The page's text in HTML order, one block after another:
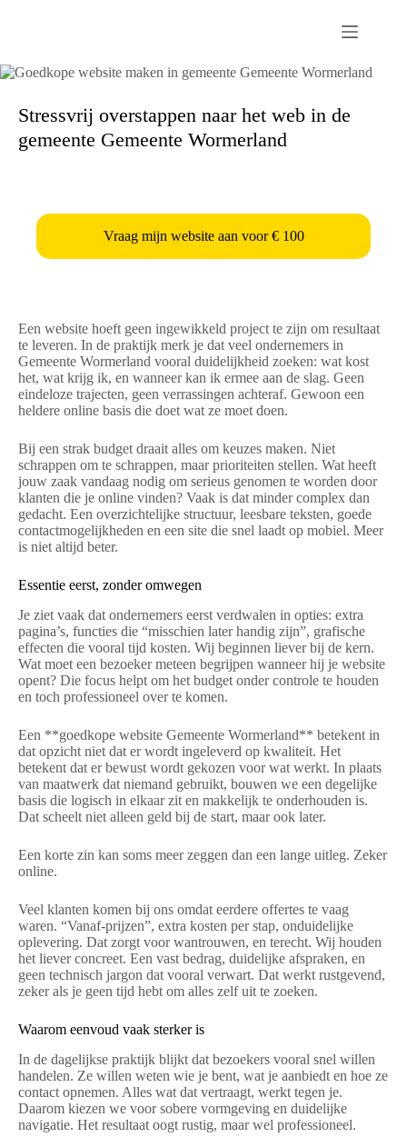
Stressvrij overstappen naar het web in de
gemeente Gemeente Wormerland
Vraag mijn website aan voor € 100
Een website hoeft geen ingewikkeld project te zijn om resultaat
te leveren. In de praktijk merk je dat veel ondernemers in
Gemeente Wormerland vooral duidelijkheid zoeken: wat kost
het, wat krijg ik, en wanneer kan ik ermee aan de slag. Geen
eindeloze trajecten, geen verrassingen achteraf. Gewoon een
heldere online basis die doet wat ze moet doen.
Bij een strak budget draait alles om keuzes maken. Niet
schrappen om te schrappen, maar prioriteiten stellen. Wat heeft
jouw zaak vandaag nodig om serieus genomen te worden door
klanten die je online vinden? Vaak is dat minder complex dan
gedacht. Een overzichtelijke structuur, leesbare teksten, goede
contactmogelijkheden en een site die snel laadt op mobiel. Meer
is niet altijd beter.
Essentie eerst, zonder omwegen
Je ziet vaak dat ondernemers eerst verdwalen in opties: extra
pagina’s, functies die “misschien later handig zijn”, grafische
effecten die vooral tijd kosten. Wij beginnen liever bij de kern.
Wat moet een bezoeker meteen begrijpen wanneer hij je website
opent? Die focus helpt om het budget onder controle te houden
en toch professioneel over te komen.
Een **goedkope website Gemeente Wormerland** betekent in
dat opzicht niet dat er wordt ingeleverd op kwaliteit. Het
betekent dat er bewust wordt gekozen voor wat werkt. In plaats
van maatwerk dat niemand gebruikt, bouwen we een degelijke
basis die logisch in elkaar zit en makkelijk te onderhouden is.
Dat scheelt niet alleen geld bij de start, maar ook later.
Een korte zin kan soms meer zeggen dan een lange uitleg. Zeker
online.
Veel klanten komen bij ons omdat eerdere offertes te vaag
waren. “Vanaf-prijzen”, extra kosten per stap, onduidelijke
oplevering. Dat zorgt voor wantrouwen, en terecht. Wij houden
het liever concreet. Een vast bedrag, duidelijke afspraken, en
geen technisch jargon dat vooral verwart. Dat werkt rustgevend,
zeker als je geen tijd hebt om alles zelf uit te zoeken.
Waarom eenvoud vaak sterker is
In de dagelijkse praktijk blijkt dat bezoekers vooral snel willen
handelen. Ze willen weten wie je bent, wat je aanbiedt en hoe ze
contact opnemen. Alles wat dat vertraagt, werkt tegen je.
Daarom kiezen we voor sobere vormgeving en duidelijke
navigatie. Het resultaat oogt rustig, maar wel professioneel.